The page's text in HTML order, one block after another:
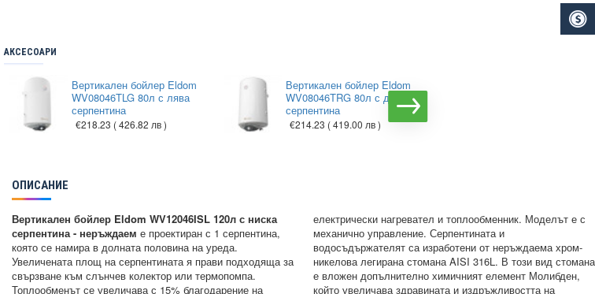
АКСЕСОАРИ
Вертикален бойлер Eldom
WV08046TLG 80л с лява
серпентина
€218.23 ( 426.82 лв )
Вертикален бойлер Eldom
WV08046TRG 80л с дясна
серпентина
€214.23 ( 419.00 лв )
ОПИСАНИЕ
Вертикален бойлер Eldom WV12046ISL 120л с ниска
серпентина - неръждаем е проектиран с 1 серпентина,
която се намира в долната половина на уреда.
Увеличената площ на серпентината я прави подходяща за
свързване към слънчев колектор или термопомпа.
Топлообменът се увеличава с 15% благодарение на
електрически нагревател и топлообменник. Моделът е с
механично управление. Серпентината и
водосъдържателят са изработени от неръждаема хром-
никелова легирана стомана AISI 316L. В този вид стомана
е вложен допълнително химичният елемент Молибден,
който увеличава здравината и издръжливостта на